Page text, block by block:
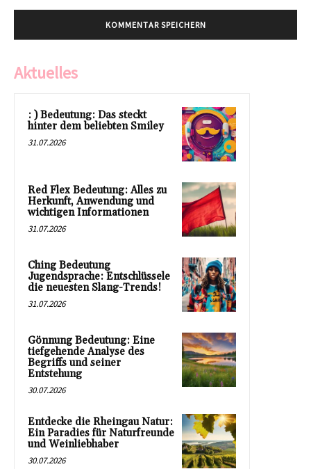
Aktuelles
: ) Bedeutung: Das steckt
hinter dem beliebten Smiley
31.07.2026
Red Flex Bedeutung: Alles zu
Herkunft, Anwendung und
wichtigen Informationen
31.07.2026
Ching Bedeutung
Jugendsprache: Entschlüssele
die neuesten Slang-Trends!
31.07.2026
Gönnung Bedeutung: Eine
tiefgehende Analyse des
Begriffs und seiner
Entstehung
30.07.2026
Entdecke die Rheingau Natur:
Ein Paradies für Naturfreunde
und Weinliebhaber
30.07.2026